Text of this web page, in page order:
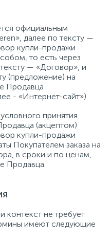
официальным
далее по тексту —
купли-продажи
то есть через
— «Договор», и
(предложение) на
Продавца
- «Интернет-сайт»).
принятия
(акцептом)
купли-продажи
Покупателем заказа на
в сроки и по ценам,
Продавца.
контекст не требует
имеют следующие